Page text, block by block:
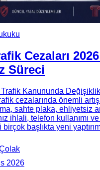
Cezaları
Süreci
Trafik Kanununda
cezalarında önemli
sahte plaka, ehliyetsiz
ihlali, telefon kullanımı
birçok başlıkta yeni
2026